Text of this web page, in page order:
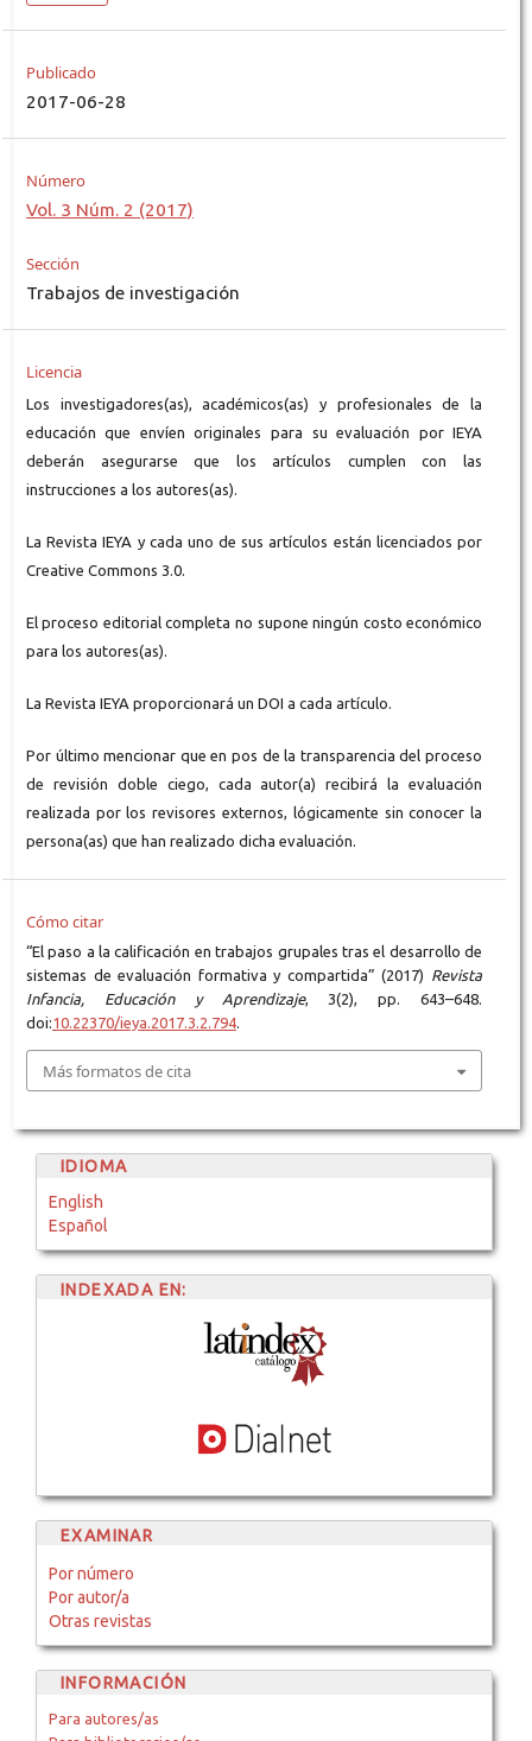
Publicado
2017-06-28
Número
Vol. 3 Núm. 2 (2017)
Sección
Trabajos de investigación
Licencia
Los investigadores(as), académicos(as) y profesionales de la
educación que envíen originales para su evaluación por IEYA
deberán asegurarse que los artículos cumplen con las
instrucciones a los autores(as).
La Revista IEYA y cada uno de sus artículos están licenciados por
Creative Commons 3.0.
El proceso editorial completa no supone ningún costo económico
para los autores(as).
La Revista IEYA proporcionará un DOI a cada artículo.
Por último mencionar que en pos de la transparencia del proceso
de revisión doble ciego, cada autor(a) recibirá la evaluación
realizada por los revisores externos, lógicamente sin conocer la
persona(as) que han realizado dicha evaluación.
Cómo citar
“El paso a la calificación en trabajos grupales tras el desarrollo de
sistemas de evaluación formativa y compartida” (2017) Revista
Infancia, Educación y Aprendizaje, 3(2), pp. 643–648.
doi:10.22370/ieya.2017.3.2.794.
Más formatos de cita
IDIOMA
English
Español
INDEXADA EN:
EXAMINAR
Por número
Por autor/a
Otras revistas
INFORMACIÓN
Para autores/as